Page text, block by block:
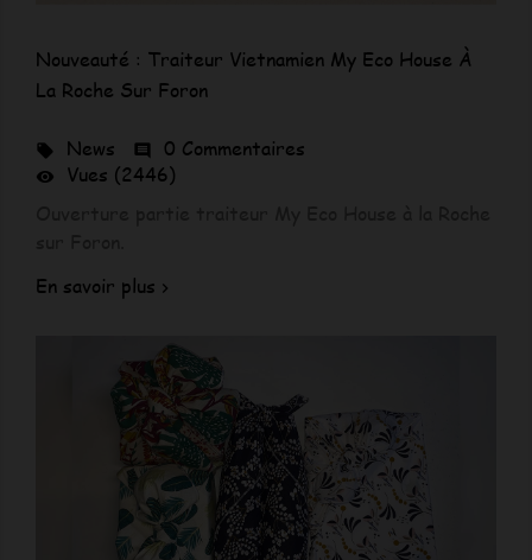
Nouveauté : Traiteur Vietnamien My Eco House À
La Roche Sur Foron
 News  0 Commentaires

Vues (2446)
En savoir plus